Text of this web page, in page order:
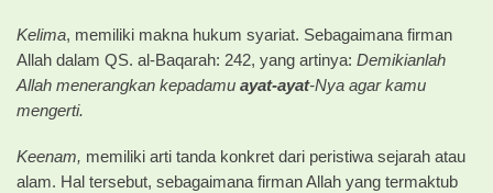
Kelima, memiliki makna hukum syariat. Sebagaimana firman
Allah dalam QS. al-Baqarah: 242, yang artinya: Demikianlah
Allah menerangkan kepadamu ayat-ayat-Nya agar kamu
mengerti.
Keenam, memiliki arti tanda konkret dari peristiwa sejarah atau
alam. Hal tersebut, sebagaimana firman Allah yang termaktub